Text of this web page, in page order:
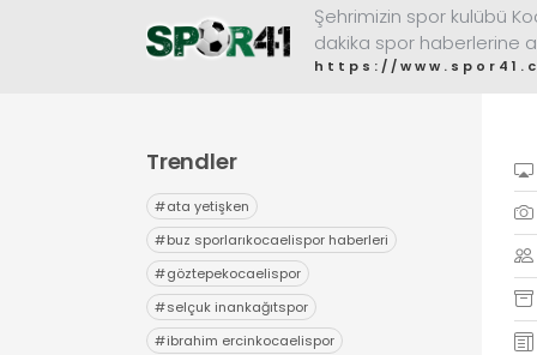
Şehrimizin spor kulübü
dakika spor haberlerine
https://
Trendler
#ata yetişken
#buz sporlarıkocaelispor haberleri
#göztepekocaelispor
#selçuk inankağıtspor
#ibrahim ercinkocaelispor